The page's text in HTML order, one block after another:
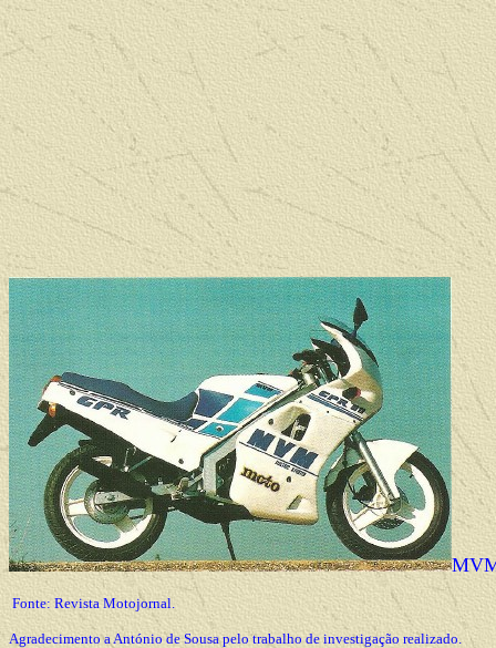
Fonte: Revista Motojornal.
Agradecimento a António de Sousa pelo trabalho de investigação realizado.